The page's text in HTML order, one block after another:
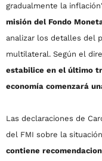
gradualmente la
misión del Fondo
analizar los detalles del
multilateral. Según el
estabilice en el último
economía comenzará
Las declaraciones de
del FMI sobre la
contiene